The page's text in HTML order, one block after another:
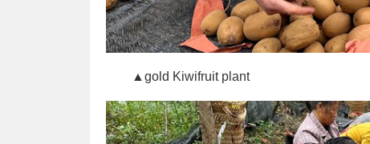
▲gold Kiwifruit plant